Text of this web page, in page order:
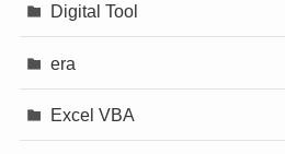
Digital Tool
era
Excel VBA